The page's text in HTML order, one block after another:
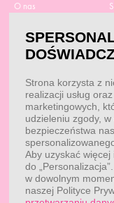
O nas
RODO
Obowiązek
Dane do przelewu
Przepisy
Blog
KONTAKT
Obsługa klienta:
Strona korzysta z
realizacji usług
marketingowych,
udzieleniu zgody,
bezpieczeństwa
Aby uzyskać
do
w dowolnym
naszej Polityce